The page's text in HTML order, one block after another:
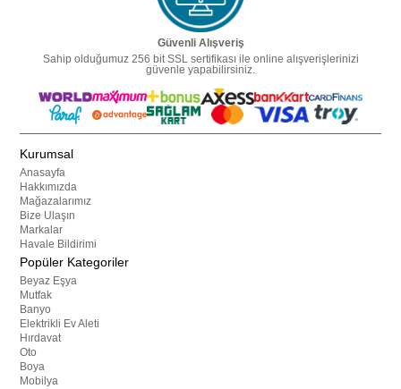
Güvenli Alışveriş
Sahip olduğumuz 256 bit SSL sertifikası ile online alışverişlerinizi
güvenle yapabilirsiniz.
Kurumsal
Anasayfa
Hakkımızda
Mağazalarımız
Bize Ulaşın
Markalar
Havale Bildirimi
Popüler Kategoriler
Beyaz Eşya
Mutfak
Banyo
Elektrikli Ev Aleti
Hırdavat
Oto
Boya
Mobilya